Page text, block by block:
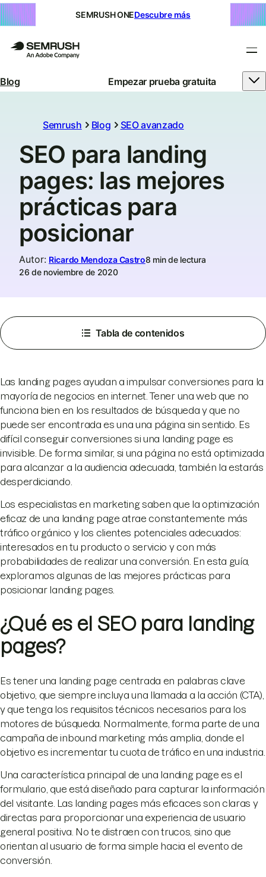
SEMRUSH ONEDescubre más
Blog Empezar prueba gratuita
Semrush Blog SEO avanzado
SEO para landing
pages: las mejores
prácticas para
posicionar
Autor: Ricardo Mendoza Castro8 min de lectura
26 de noviembre de 2020
Tabla de contenidos
Las landing pages ayudan a impulsar conversiones para la
mayoría de negocios en internet. Tener una web que no
funciona bien en los resultados de búsqueda y que no
puede ser encontrada es una una página sin sentido. Es
difícil conseguir conversiones si una landing page es
invisible. De forma similar, si una página no está optimizada
para alcanzar a la audiencia adecuada, también la estarás
desperdiciando.
Los especialistas en marketing saben que la optimización
eficaz de una landing page atrae constantemente más
tráfico orgánico y los clientes potenciales adecuados:
interesados en tu producto o servicio y con más
probabilidades de realizar una conversión. En esta guía,
exploramos algunas de las mejores prácticas para
posicionar landing pages.
¿Qué es el SEO para landing
pages?
Es tener una landing page centrada en palabras clave
objetivo, que siempre incluya una llamada a la acción (CTA),
y que tenga los requisitos técnicos necesarios para los
motores de búsqueda. Normalmente, forma parte de una
campaña de inbound marketing más amplia, donde el
objetivo es incrementar tu cuota de tráfico en una industria.
Una característica principal de una landing page es el
formulario, que está diseñado para capturar la información
del visitante. Las landing pages más eficaces son claras y
directas para proporcionar una experiencia de usuario
general positiva. No te distraen con trucos, sino que
orientan al usuario de forma simple hacia el evento de
conversión.